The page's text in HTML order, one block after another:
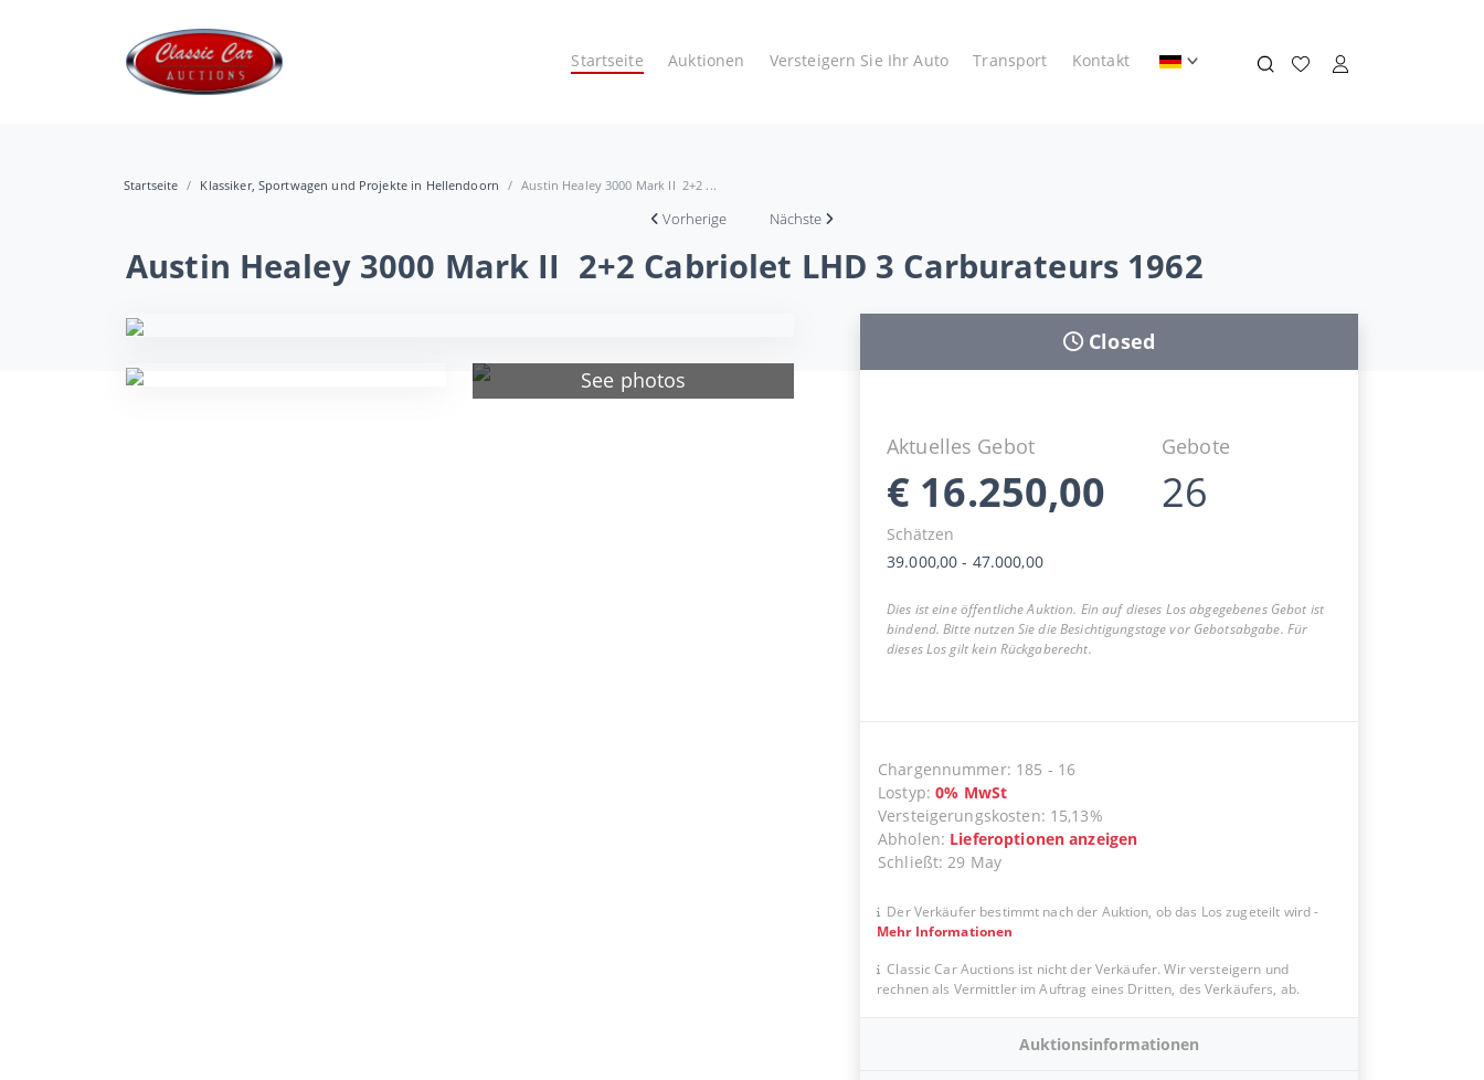
Startseite Auktionen Versteigern Sie Ihr Auto Transport Kontakt
Startseite Klassiker, Sportwagen und Projekte in Hellendoorn Austin Healey 3000 Mark II 2+2 ...
Vorherige Nächste
Austin Healey 3000 Mark II 2+2 Cabriolet LHD 3 Carburateurs 1962
See photos
Closed
Aktuelles Gebot
€ 16.250,00
Gebote
26
Schätzen
39.000,00 - 47.000,00
Dies ist eine öffentliche Auktion. Ein auf dieses Los abgegebenes Gebot ist
bindend. Bitte nutzen Sie die Besichtigungstage vor Gebotsabgabe. Für
dieses Los gilt kein Rückgaberecht.
Chargennummer: 185 - 16
Lostyp:0% MwSt
Versteigerungskosten: 15,13%
Abholen: Lieferoptionen anzeigen
Schließt:29 May
Der Verkäufer bestimmt nach der Auktion, ob das Los zugeteilt wird-
Mehr Informationen
Classic Car Auctions ist nicht der Verkäufer. Wir versteigern und
rechnen als Vermittler im Auftrag eines Dritten, des Verkäufers, ab.
Auktionsinformationen